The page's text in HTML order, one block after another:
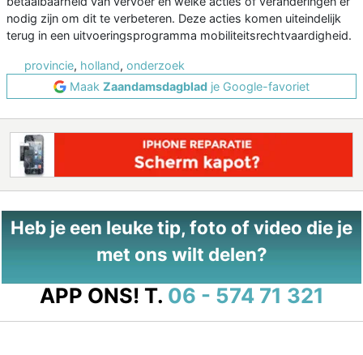
nodig zijn om dit te verbeteren. Deze acties komen uiteindelijk
terug in een uitvoeringsprogramma mobiliteitsrechtvaardigheid.
provincie, holland, onderzoek
Maak Zaandamsdagblad je Google-favoriet
Heb je een leuke tip, foto of video die je
met ons wilt delen?
APP ONS! T. 06 - 574 71 321